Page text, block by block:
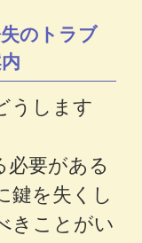
のトラブ
うします
必要がある
鍵を失くし
きことがい